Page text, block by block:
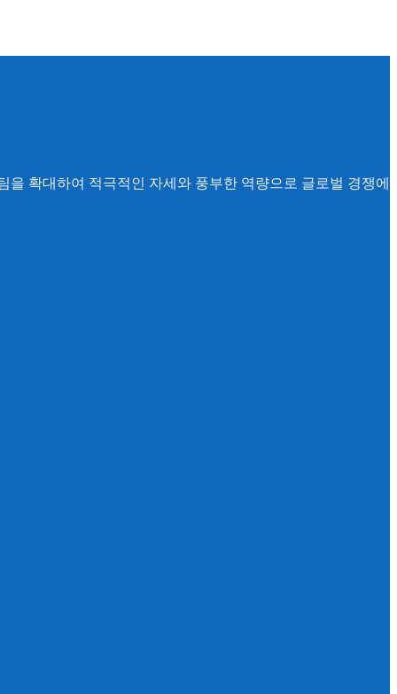
확대하여 적극적인 자세와 풍부한 역량으로 글로벌 경쟁에